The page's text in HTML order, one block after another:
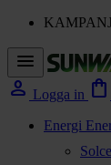
menu
person Logga in shopping_bag
Energi